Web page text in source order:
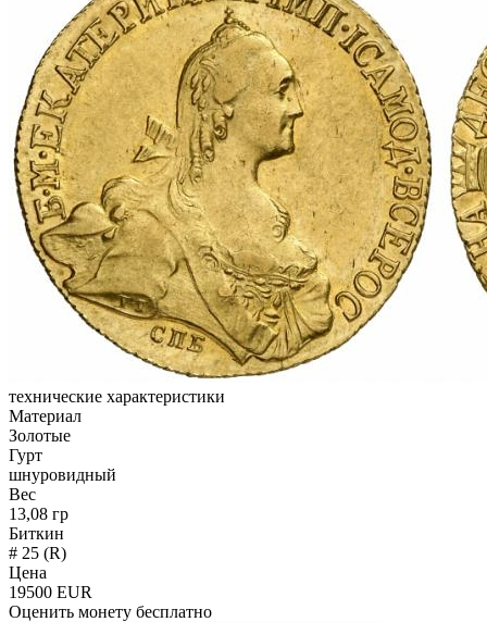
технические характеристики
Материал
Золотые
Гурт
шнуровидный
Вес
13,08 гр
Биткин
# 25 (R)
Цена
19500 EUR
Оценить монету бесплатно